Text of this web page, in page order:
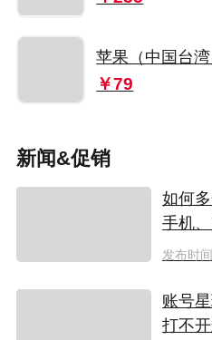
苹果（中国台
￥79
新闻&促销
如何
手机
指南
发布时间
账号
打不